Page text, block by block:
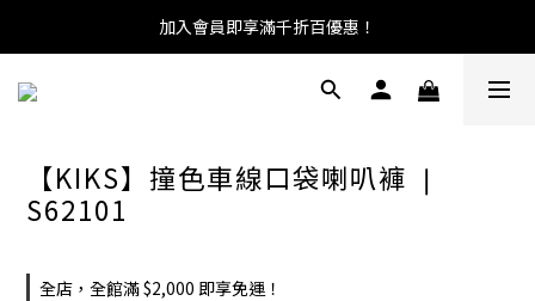
加入會員即享滿千折百優惠！
【KIKS】撞色車線口袋喇叭褲 ❘
S62101
全店，全館滿 $2,000 即享免運！